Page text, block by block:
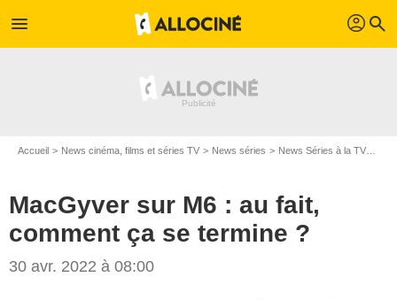
menu profil search
Accueil News cinéma, films et séries TV News séries News Séries à la TV
MacGyver sur M6 : au fait,
comment ça se termine ?
30 avr. 2022 à 08:00